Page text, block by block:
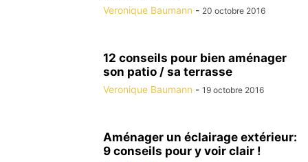
Veronique Baumann - 20 octobre 2016
12 conseils pour bien aménager
son patio / sa terrasse
Veronique Baumann - 19 octobre 2016
Aménager un éclairage extérieur:
9 conseils pour y voir clair !